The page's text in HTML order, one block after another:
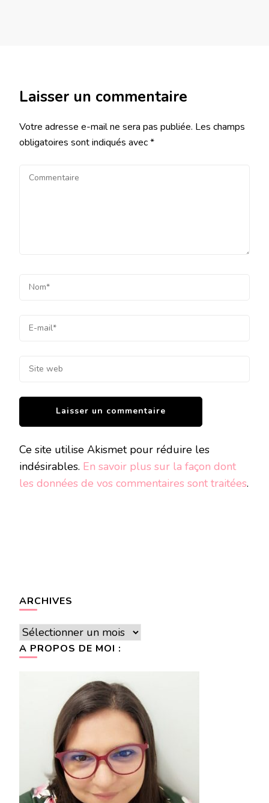
Laisser un commentaire
Votre adresse e-mail ne sera pas publiée. Les champs
obligatoires sont indiqués avec*
Ce site utilise Akismet pour réduire les
indésirables. En savoir plus sur la façon dont
les données de vos commentaires sont traitées.
ARCHIVES
Archives
A PROPOS DE MOI :